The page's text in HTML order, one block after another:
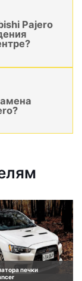
Pajero
печки